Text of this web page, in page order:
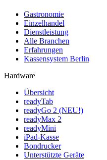
Gastronomie
Einzelhandel
Dienstleistung
Alle Branchen
Erfahrungen
Kassensystem Berlin
Hardware
Übersicht
readyTab
readyGo 2 (NEU!)
readyMax 2
readyMini
iPad-Kasse
Bondrucker
Unterstützte Geräte